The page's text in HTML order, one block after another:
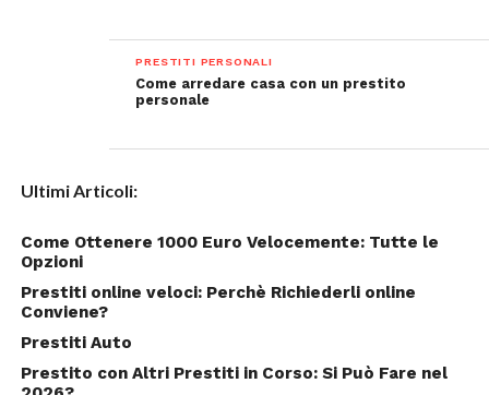
PRESTITI PERSONALI
Come arredare casa con un prestito
personale
Ultimi Articoli:
Come Ottenere 1000 Euro Velocemente: Tutte le
Opzioni
Prestiti online veloci: Perchè Richiederli online
Conviene?
Prestiti Auto
Prestito con Altri Prestiti in Corso: Si Può Fare nel